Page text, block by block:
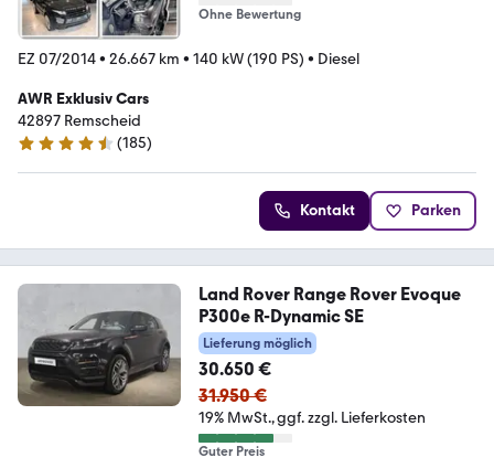
Ohne Bewertung
EZ 07/2014• 26.667 km • 140 kW (190 PS) • Diesel
AWR Exklusiv Cars
42897 Remscheid
4.7 Sterne
(185)
Kontakt Parken
Land Rover Range Rover Evoque
P300e R-Dynamic SE
Lieferung möglich
30.650 €
31.950 €
19% MwSt. ggf. zzgl. Lieferkosten
Guter Preis